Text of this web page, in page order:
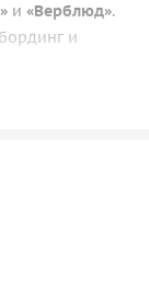
и «Верблюд».
и
закатом, делая
—
традиционный